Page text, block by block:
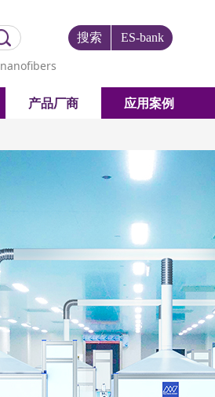
搜索 ES-bank
nanofibers
产品厂商 应用案例